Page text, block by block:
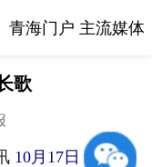
青海门户 主流媒体
歌
10月17日，落日